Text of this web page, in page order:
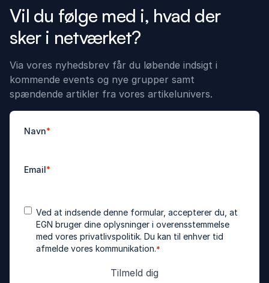
Vil du følge med i, hvad der
sker i netværket?
Via vores nyhedsbrev får du løbende indsigt i
kommende events og nye grupper samt
spændende artikler fra vores artikelunivers.
Navn*
Email*
Accepter
betingelser
*
Ved at indsende denne formular, accepterer du, at
EGN bruger dine oplysninger i overensstemmelse
med vores privatlivspolitik. Du kan til enhver tid
afmelde vores kommunikation.*